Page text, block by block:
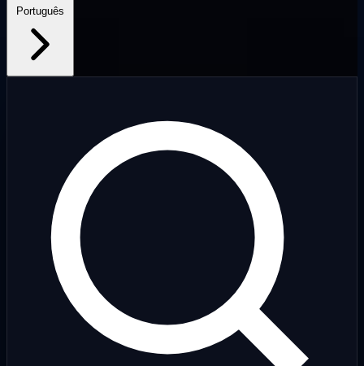
Português